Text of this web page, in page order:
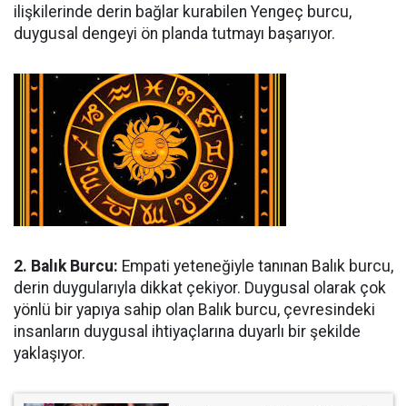
ilişkilerinde derin bağlar kurabilen Yengeç burcu,
duygusal dengeyi ön planda tutmayı başarıyor.
2. Balık Burcu: Empati yeteneğiyle tanınan Balık burcu,
derin duygularıyla dikkat çekiyor. Duygusal olarak çok
yönlü bir yapıya sahip olan Balık burcu, çevresindeki
insanların duygusal ihtiyaçlarına duyarlı bir şekilde
yaklaşıyor.